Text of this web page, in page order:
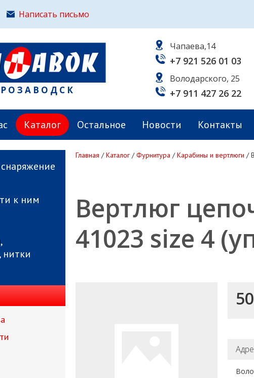
Написать письмо
Чапаева,14
+7 921 526 01 03
Володарского, 25
+7 911 427 26 22
Каталог Остальное Новости Контакты
к ним
нитки
Главная /Каталог /Фурнитура /Карабины и вертлюги /
Вертлюг
41023 size 4
50